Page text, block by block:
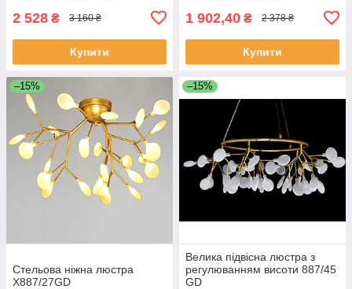
2 528 ₴ 3 160 ₴
Купити
1 902,40 ₴ 2 378 ₴
Купити
–15%
Стельова ніжна люстра
X887/27GD
–15%
Велика підвісна люстра з
регулюванням висоти 887/45
GD